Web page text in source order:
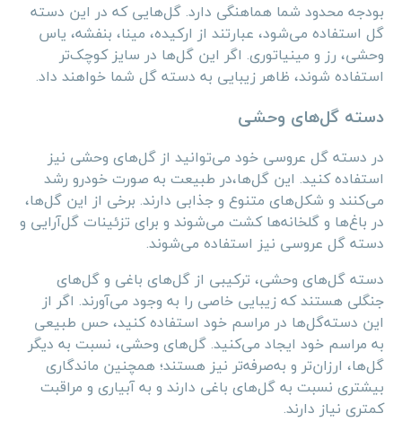
بودجه محدود شما هماهنگی دارد. گل‌هایی که در این دسته
گل استفاده می‌شود، عبارتند از ارکیده، مینا، بنفشه، یاس
وحشی، رز و مینیاتوری. اگر این گل‌ها در سایز کوچک‌تر
استفاده شوند،‌ ظاهر زیبایی به دسته گل شما خواهند داد.
دسته گل‌های وحشی
در دسته گل عروسی خود می‌توانید از گل‌های وحشی نیز
استفاده کنید. این گل‌ها،‌در طبیعت به صورت خودرو رشد
می‌کنند و شکل‌های متنوع و جذابی دارند. برخی از این گل‌ها،
در باغ‌ها و گلخانه‌ها کشت می‌شوند و برای تزئینات گل‌آرایی و
دسته گل عروسی نیز استفاده می‌شوند.
دسته گل‌های وحشی، ترکیبی از گل‌های باغی و گل‌های
جنگلی هستند که زیبایی خاصی را به وجود می‌آورند. اگر از
این دسته‌گل‌ها در مراسم خود استفاده کنید، حس طبیعی
به مراسم خود ایجاد می‌کنید. گل‌های وحشی، نسبت به دیگر
گل‌ها، ارزان‌تر و به‌‌صرفه‌تر نیز هستند؛ همچنین ماندگاری
بیشتری نسبت به گل‌های باغی دارند و به آبیاری و مراقبت
کمتری نیاز دارند.